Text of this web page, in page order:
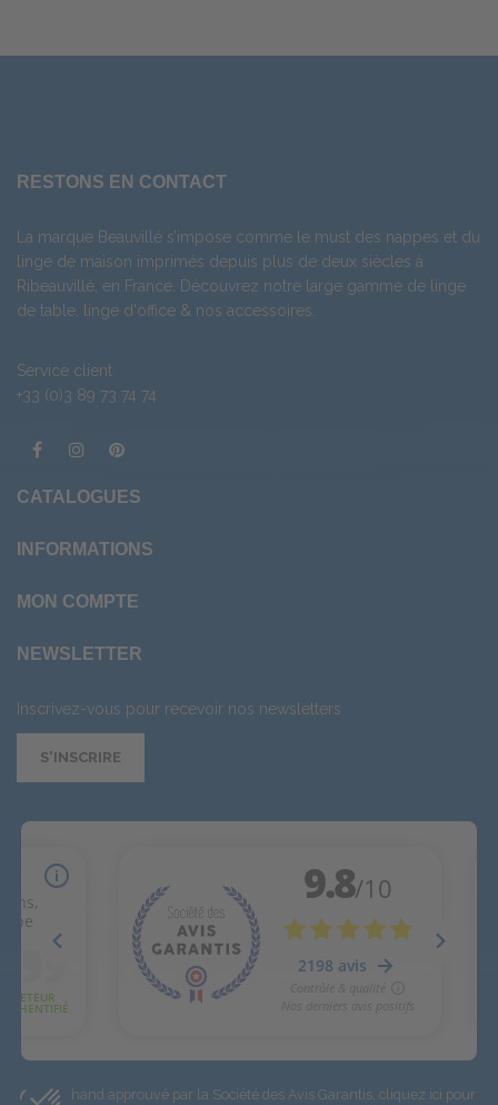
RESTONS EN CONTACT
La marque Beauvillé s’impose comme le must des nappes et du
linge de maison imprimés depuis plus de deux siècles à
Ribeauvillé, en France. Découvrez notre large gamme de linge
de table, linge d'office & nos accessoires.
Service client
+33 (0)3 89 73 74 74
CATALOGUES
INFORMATIONS
MON COMPTE
NEWSLETTER
Inscrivez-vous pour recevoir nos newsletters
S'INSCRIRE
Marchand approuvé par la Société des Avis Garantis, cliquez ici pour